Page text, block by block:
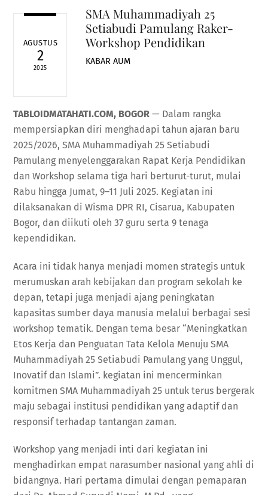
AGUSTUS
2
2025
SMA Muhammadiyah 25
Setiabudi Pamulang Raker-
Workshop Pendidikan
KABAR AUM
TABLOIDMATAHATI.COM, BOGOR — Dalam rangka
mempersiapkan diri menghadapi tahun ajaran baru
2025/2026, SMA Muhammadiyah 25 Setiabudi
Pamulang menyelenggarakan Rapat Kerja Pendidikan
dan Workshop selama tiga hari berturut-turut, mulai
Rabu hingga Jumat, 9–11 Juli 2025. Kegiatan ini
dilaksanakan di Wisma DPR RI, Cisarua, Kabupaten
Bogor, dan diikuti oleh 37 guru serta 9 tenaga
kependidikan.
Acara ini tidak hanya menjadi momen strategis untuk
merumuskan arah kebijakan dan program sekolah ke
depan, tetapi juga menjadi ajang peningkatan
kapasitas sumber daya manusia melalui berbagai sesi
workshop tematik. Dengan tema besar “Meningkatkan
Etos Kerja dan Penguatan Tata Kelola Menuju SMA
Muhammadiyah 25 Setiabudi Pamulang yang Unggul,
Inovatif dan Islami”. kegiatan ini mencerminkan
komitmen SMA Muhammadiyah 25 untuk terus bergerak
maju sebagai institusi pendidikan yang adaptif dan
responsif terhadap tantangan zaman.
Workshop yang menjadi inti dari kegiatan ini
menghadirkan empat narasumber nasional yang ahli di
bidangnya. Hari pertama dimulai dengan pemaparan